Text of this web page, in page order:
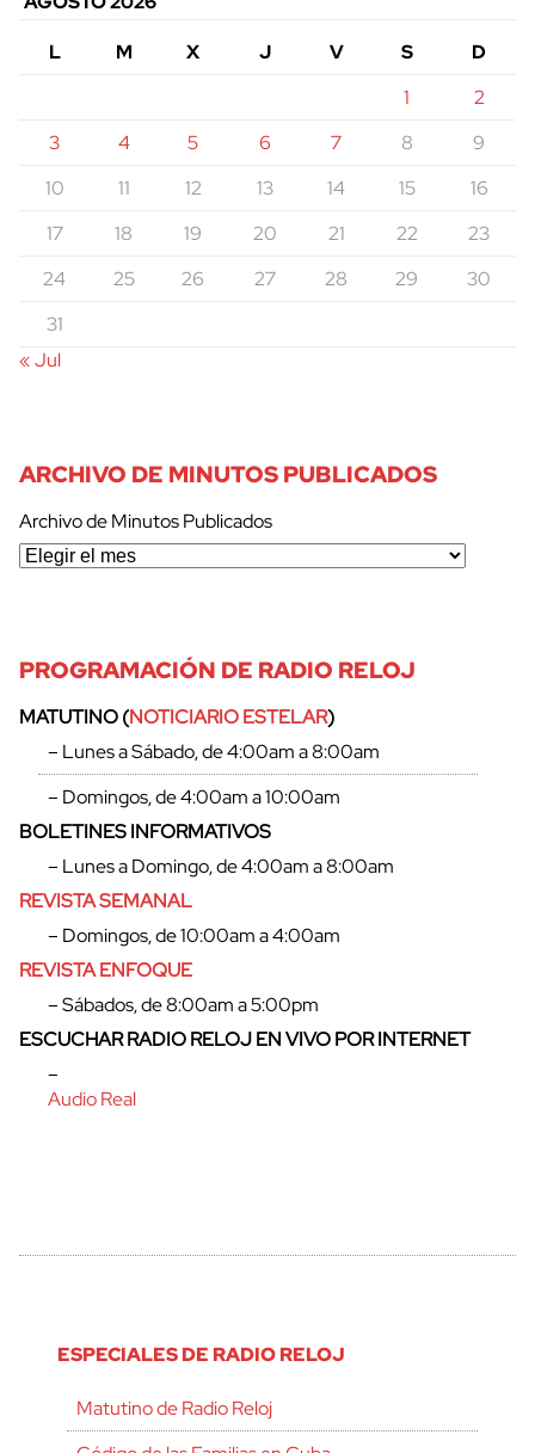
L
M X J V S
D
1
2
3
4 5 6 7 8
9
10
11 12 13 14 15
16
17
18 19 20 21 22
23
24
25 26 27 28 29
30
31
« Jul
ARCHIVO DE MINUTOS PUBLICADOS
Archivo de Minutos Publicados
PROGRAMACIÓN DE RADIO RELOJ
MATUTINO (NOTICIARIO ESTELAR)
– Lunes a Sábado, de 4:00am a 8:00am
– Domingos, de 4:00am a 10:00am
BOLETINES INFORMATIVOS
– Lunes a Domingo, de 4:00am a 8:00am
REVISTA SEMANAL
– Domingos, de 10:00am a 4:00am
REVISTA ENFOQUE
– Sábados, de 8:00am a 5:00pm
ESCUCHAR RADIO RELOJ EN VIVO POR INTERNET
–
Audio Real
ESPECIALES DE RADIO RELOJ
Matutino de Radio Reloj